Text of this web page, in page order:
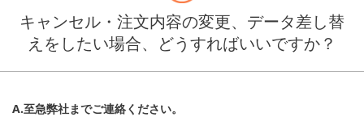
キャンセル・注文内容の変更、データ差し替
えをしたい場合、どうすればいいですか？
A.至急弊社までご連絡ください。